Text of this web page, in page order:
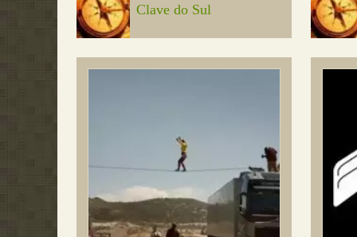
Clave do Sul